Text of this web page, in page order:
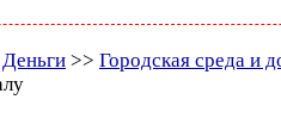
>> Городская среда и